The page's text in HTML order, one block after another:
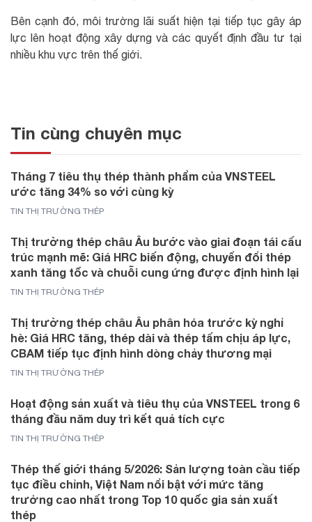
Bên cạnh đó, môi trường lãi suất hiện tại tiếp tục gây áp
lực lên hoạt động xây dựng và các quyết định đầu tư tại
nhiều khu vực trên thế giới.
Tin cùng chuyên mục
Tháng 7 tiêu thụ thép thành phẩm của VNSTEEL
ước tăng 34% so với cùng kỳ
TIN THỊ TRƯỜNG THÉP
Thị trường thép châu Âu bước vào giai đoạn tái cấu
trúc mạnh mẽ: Giá HRC biến động, chuyển đổi thép
xanh tăng tốc và chuỗi cung ứng được định hình lại
TIN THỊ TRƯỜNG THÉP
Thị trường thép châu Âu phân hóa trước kỳ nghỉ
hè: Giá HRC tăng, thép dài và thép tấm chịu áp lực,
CBAM tiếp tục định hình dòng chảy thương mại
TIN THỊ TRƯỜNG THÉP
Hoạt động sản xuất và tiêu thụ của VNSTEEL trong 6
tháng đầu năm duy trì kết quả tích cực
TIN THỊ TRƯỜNG THÉP
Thép thế giới tháng 5/2026: Sản lượng toàn cầu tiếp
tục điều chỉnh, Việt Nam nổi bật với mức tăng
trưởng cao nhất trong Top 10 quốc gia sản xuất
thép